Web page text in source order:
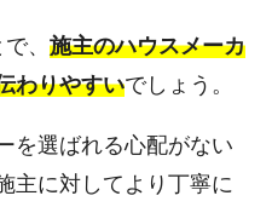
、 施主のハウスメーカ
わりやすいでしょう。
を選ばれる心配がない
主に対してより丁寧に